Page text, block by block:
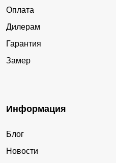
Оплата
Дилерам
Гарантия
Замер
Информация
Блог
Новости